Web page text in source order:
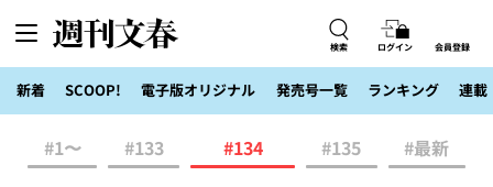
検索 ログイン 会員登録
新着 SCOOP! 電子版オリジナル 発売号一覧 ランキング 連載
#1〜 #133 #134 #135 #最新